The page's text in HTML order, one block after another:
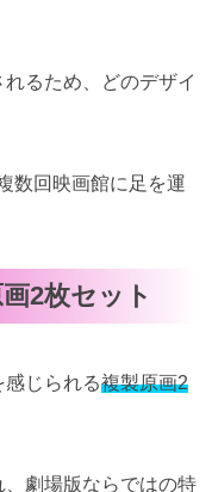
るため、どのデザイ
数回映画館に足を運
2枚セット
じられる複製原画2
劇場版ならではの特